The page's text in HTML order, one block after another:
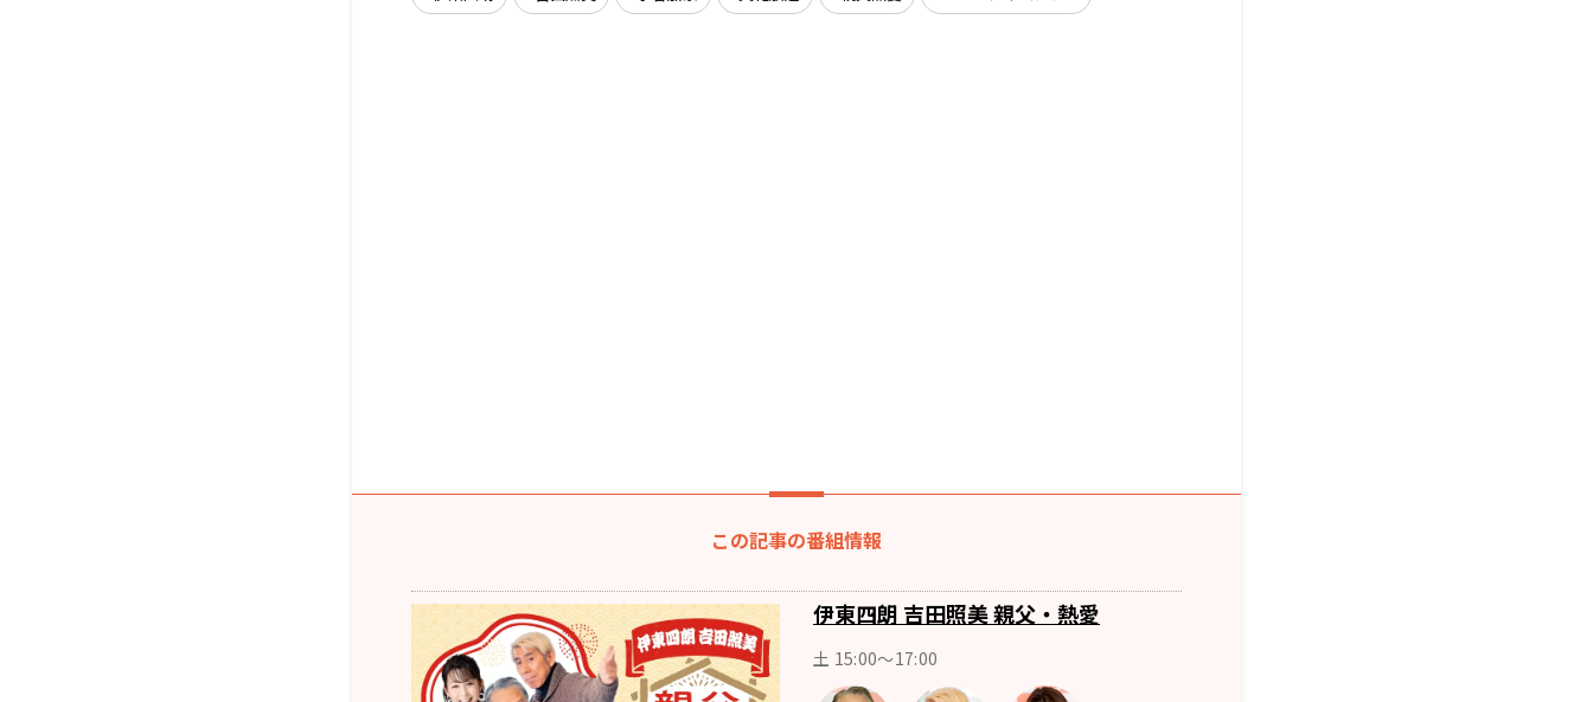
この記事の番組情報
伊東四朗 吉田照美 親父・熱愛
土 15:00～17:00